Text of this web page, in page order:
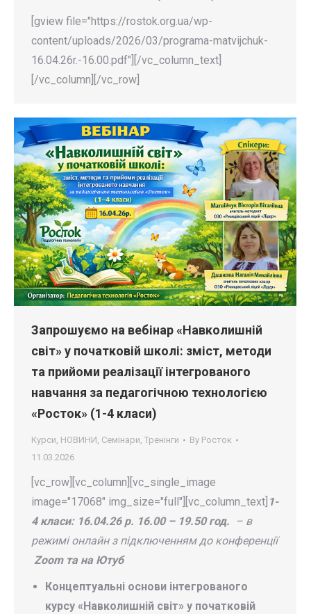
[gview file="https://rostok.org.ua/wp-
content/uploads/2026/03/programa-matvijchuk-
16.04.26r.-16.00.pdf"][/vc_column_text]
[/vc_column][/vc_row]
Запрошуємо на вебінар «Навколишній
світ» у початковій школі: зміст, методи
та прийоми реалізації інтегрованого
навчання за педагогічною технологією
«Росток» (1-4 класи)
Курси, НОВИНИ, Семінари, Тренінги By Росток
11.03.2026
[vc_row][vc_column][vc_single_image
image="17068" img_size="full"][vc_column_text] 1-
4 класи: 16.04.26 р. 16.00 – 19.50 год. – в
режимі онлайн з підключенням до конференції
Zoom та на Ютуб
Концептуальні основи інтегрованого
курсу «Навколишній світ» у початковій